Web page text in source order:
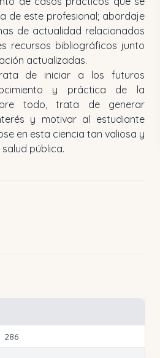
de este profesional; abordaje
de actualidad relacionados
recursos bibliográficos junto
actualizadas.
de iniciar a los futuros
y práctica de la
todo, trata de generar
y motivar al estudiante
en esta ciencia tan valiosa y
pública.
286